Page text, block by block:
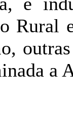
Rural
a